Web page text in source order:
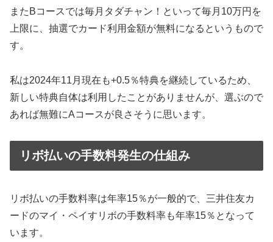
またBコースでは毎月タダチャン！といって毎月10万円を
上限に、抽選でカード利用金額が無料になるというもので
す。
私は2024年11月現在も+0.5％特典を継続しているため、
新しい特典自体は利用したことがありませんが、選ぶので
あれば無難にAコースが良さそうに思います。
リボ払いの手数料発生の仕組み
リボ払いの手数料率は年率15％が一般的で、三井住友カ
ードのマイ・ペイすリボの手数料率も年率15％となって
います。